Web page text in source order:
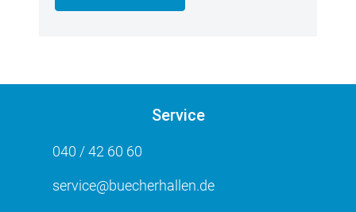
Service
040 / 42 60 60
service@buecherhallen.de